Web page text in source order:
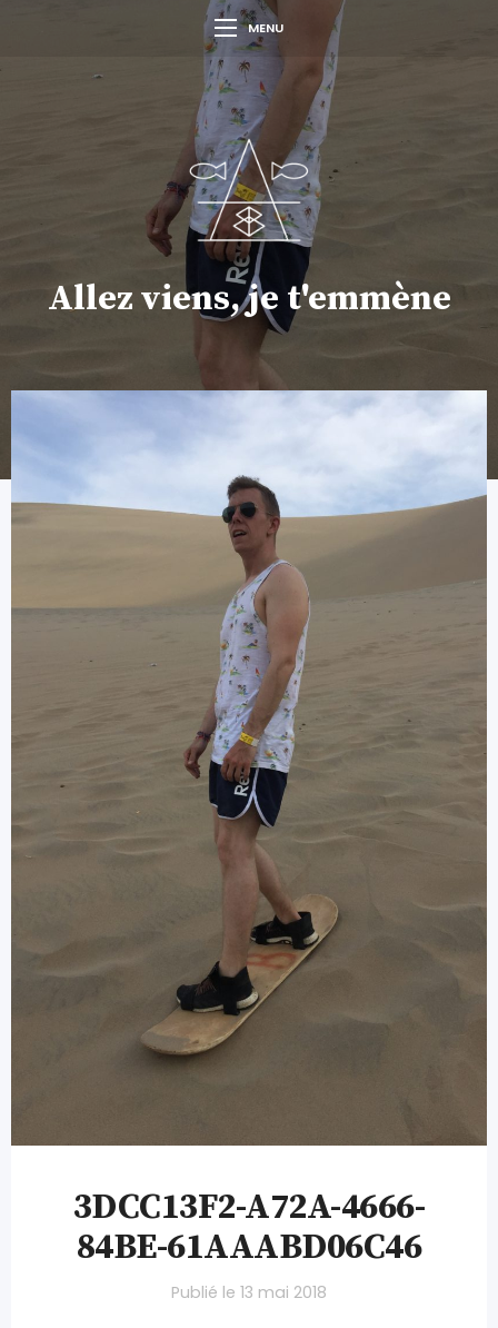
MENU
Allez viens, je t'emmène
3DCC13F2-A72A-4666-
84BE-61AAABD06C46
Publié le 13 mai 2018